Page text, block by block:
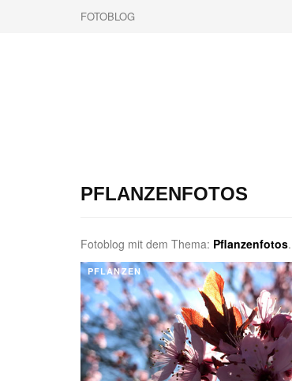
FOTOBLOG
PFLANZENFOTOS
Fotoblog mit dem Thema: Pflanzenfotos
PFLANZEN